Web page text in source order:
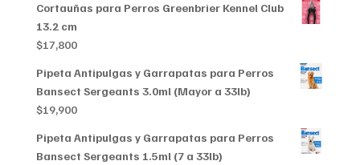
$79,199
Cortauñas para Perros Greenbrier Kennel Club
13.2 cm
$17,800
Pipeta Antipulgas y Garrapatas para Perros
Bansect Sergeants 3.0ml (Mayor a 33lb)
$19,900
Pipeta Antipulgas y Garrapatas para Perros
Bansect Sergeants 1.5ml (7 a 33lb)